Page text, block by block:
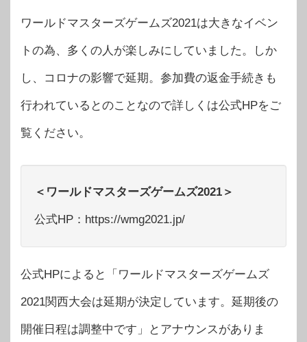
ワールドマスターズゲームズ2021は大きなイベン
トの為、多くの人が楽しみにしていました。しか
し、コロナの影響で延期。参加費の返金手続きも
行われているとのことなので詳しくは公式HPをご
覧ください。
＜ワールドマスターズゲームズ2021＞
公式HP：https://wmg2021.jp/
公式HPによると「ワールドマスターズゲームズ
2021関西大会は延期が決定しています。延期後の
開催日程は調整中です」とアナウンスがありま